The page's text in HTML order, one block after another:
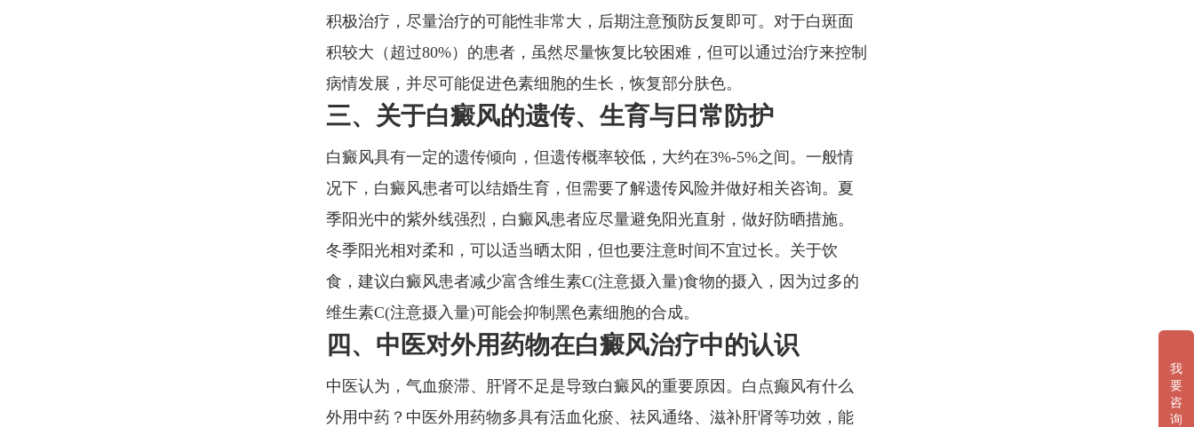
积极治疗，尽量治疗的可能性非常大，后期注意预防反复即可。对于白斑面
积较大（超过80%）的患者，虽然尽量恢复比较困难，但可以通过治疗来控制
病情发展，并尽可能促进色素细胞的生长，恢复部分肤色。
三、关于白癜风的遗传、生育与日常防护
白癜风具有一定的遗传倾向，但遗传概率较低，大约在3%-5%之间。一般情
况下，白癜风患者可以结婚生育，但需要了解遗传风险并做好相关咨询。夏
季阳光中的紫外线强烈，白癜风患者应尽量避免阳光直射，做好防晒措施。
冬季阳光相对柔和，可以适当晒太阳，但也要注意时间不宜过长。关于饮
食，建议白癜风患者减少富含维生素C(注意摄入量)食物的摄入，因为过多的
维生素C(注意摄入量)可能会抑制黑色素细胞的合成。
四、中医对外用药物在白癜风治疗中的认识
中医认为，气血瘀滞、肝肾不足是导致白癜风的重要原因。白点癫风有什么
外用中药？中医外用药物多具有活血化瘀、祛风通络、滋补肝肾等功效，能
我
要
咨
询